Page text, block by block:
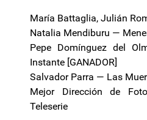
María Battaglia, Julián
Natalia Mendiburu —
Pepe Domínguez del
Instante [GANADOR]
Salvador Parra — Las
Mejor Dirección de
Teleserie